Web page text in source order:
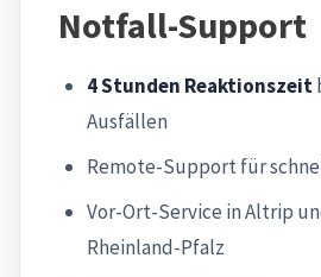
Notfall-Support
4 Stunden Reaktionszeit
Ausfällen
Remote-Support für
Vor-Ort-Service in Altrip
Rheinland-Pfalz